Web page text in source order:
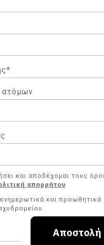
και αποδέχομαι τους
απορρήτου
και προωθητικά
Αποστολή